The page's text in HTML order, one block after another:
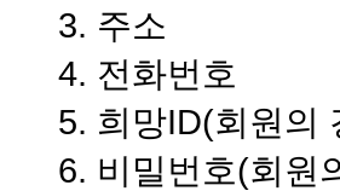
3. 주소
4. 전화번호
5. 희망ID(회원의
6. 비밀번호(회원